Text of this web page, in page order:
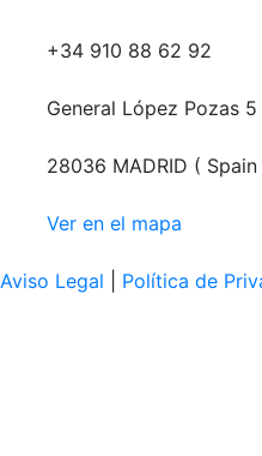
+34 910 88 62 92
General López Pozas 5
28036 MADRID ( Spain
Ver en el mapa
Aviso Legal Política de